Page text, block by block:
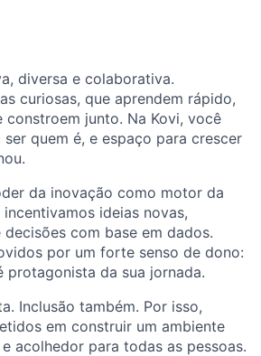
diversa e colaborativa.
curiosas, que aprendem rápido,
constroem junto. Na Kovi, você
quem é, e espaço para crescer
da inovação como motor da
ideias novas,
com base em dados.
por um forte senso de dono:
protagonista da sua jornada.
Inclusão também. Por isso,
em construir um ambiente
acolhedor para todas as pessoas.